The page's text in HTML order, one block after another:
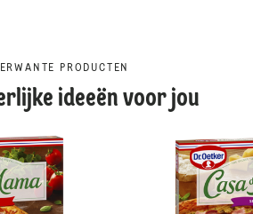
PRODUCTEN
ideeën voor jou